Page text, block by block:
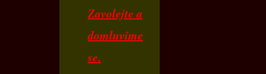
Zavolejte a
domluvíme
se.